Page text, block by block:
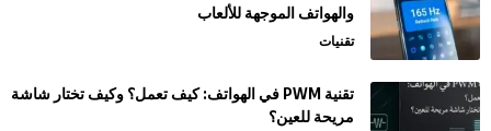
والهواتف الموجهة للألعاب
تقنيات
تقنية PWM في الهواتف: كيف تعمل؟ وكيف تختار شاشة
مريحة للعين؟